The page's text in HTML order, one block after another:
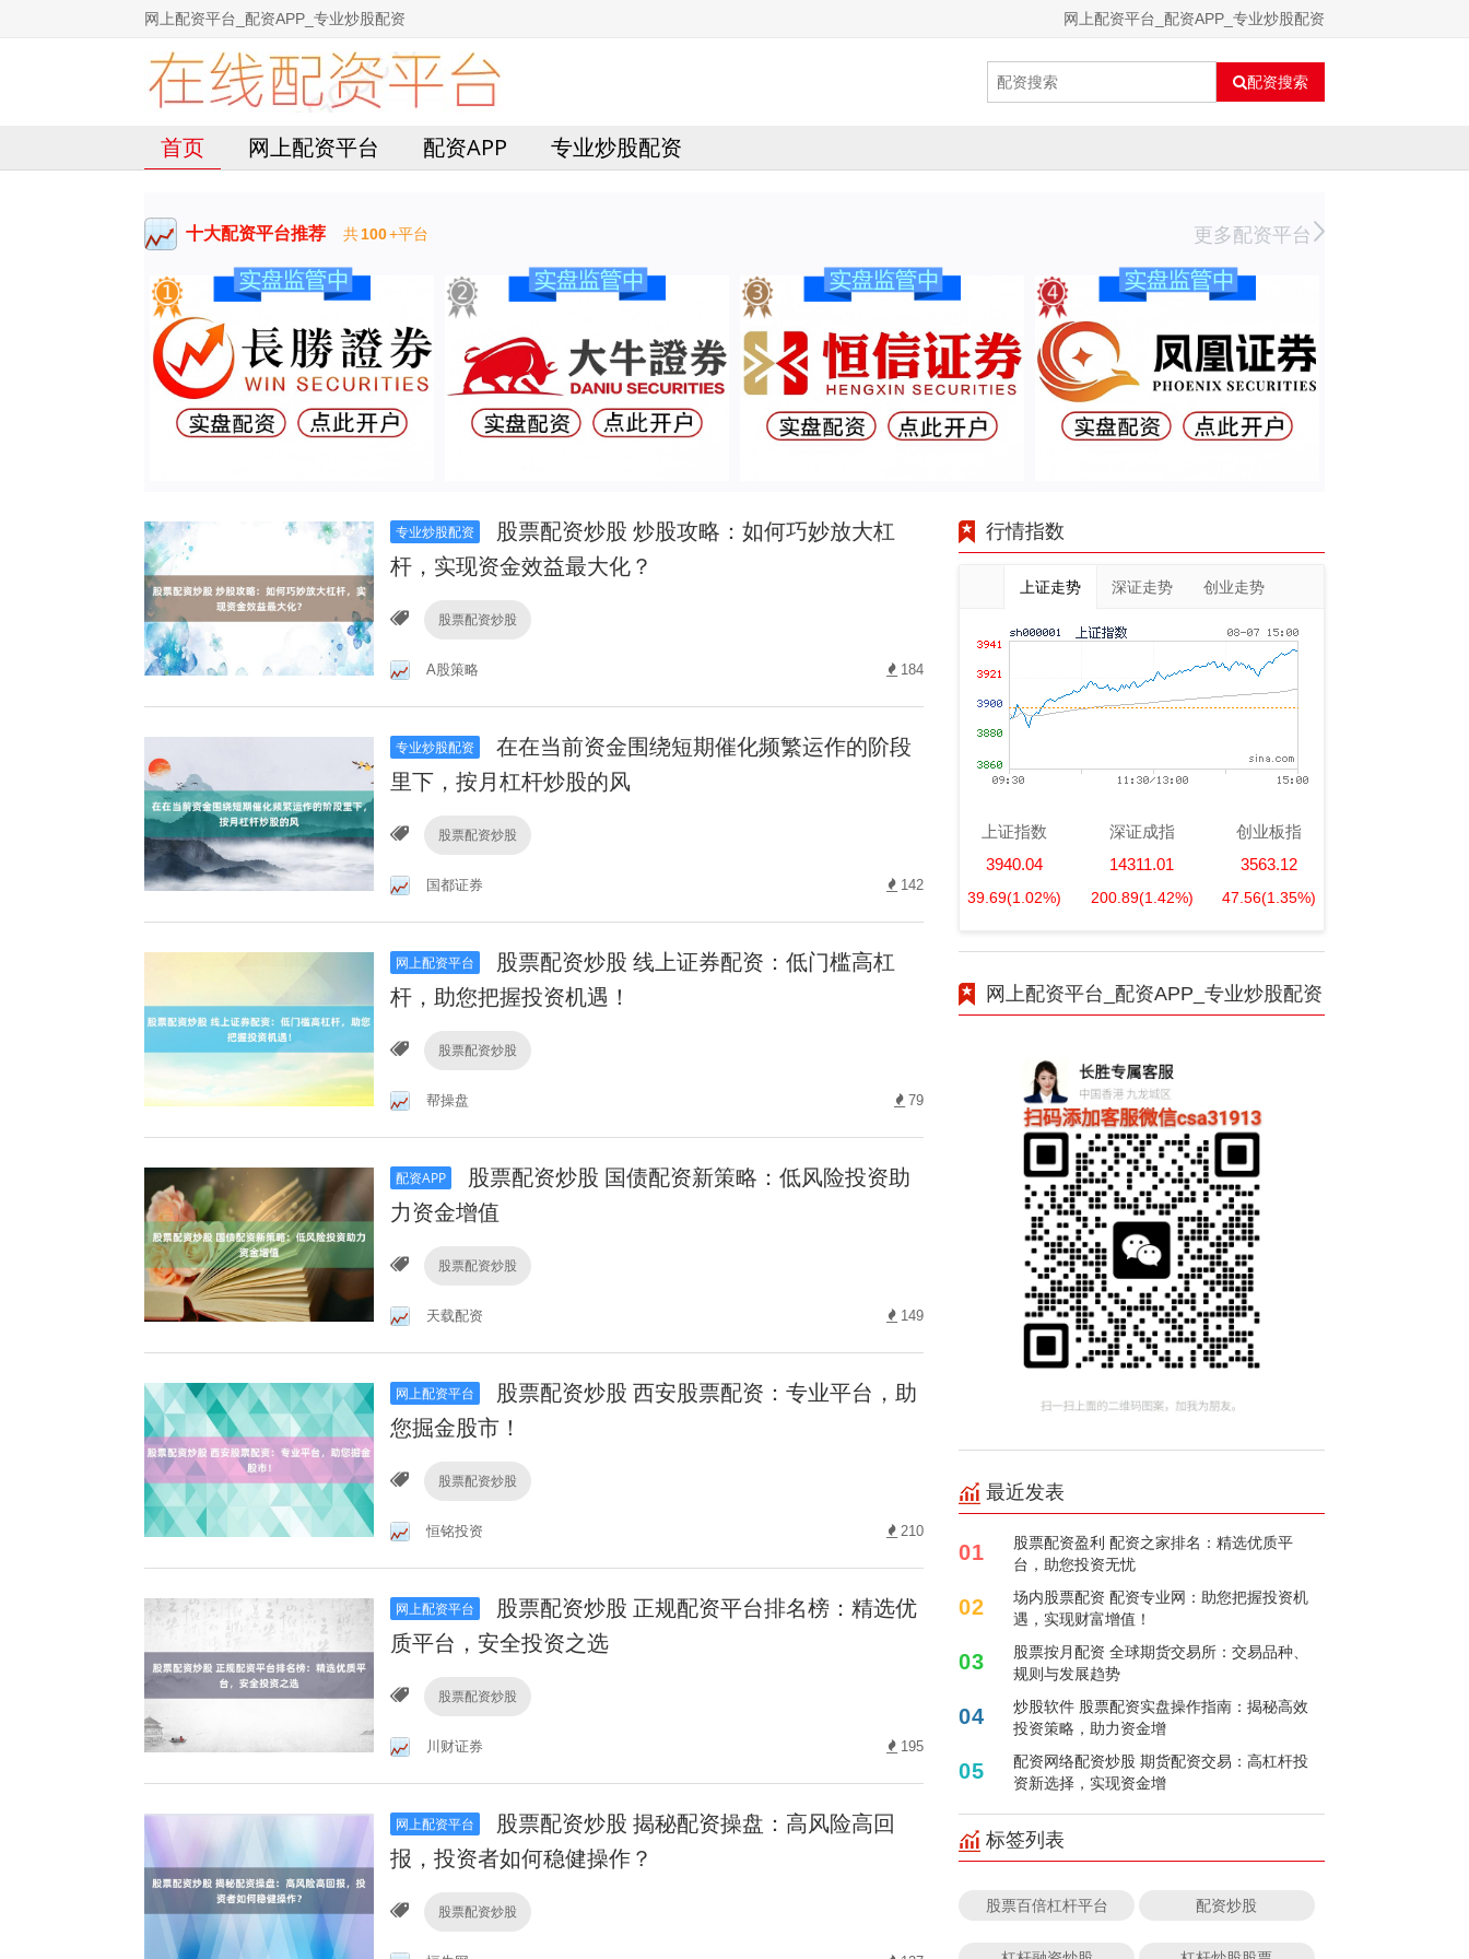
网上配资平台_配资APP_专业炒股配资 网上配资平台_配资APP_专业炒股配资
配资搜索
首页 网上配资平台 配资APP 专业炒股配资
十大配资平台推荐 共100+平台 更多配资平台
专业炒股配资
股票配资炒股 炒股攻略：如何巧妙放大杠
杆，实现资金效益最大化？
股票配资炒股
A股策略 184
专业炒股配资
在在当前资金围绕短期催化频繁运作的阶段
里下，按月杠杆炒股的风
股票配资炒股
国都证券 142
网上配资平台
股票配资炒股 线上证券配资：低门槛高杠
杆，助您把握投资机遇！
股票配资炒股
帮操盘 79
配资APP
股票配资炒股 国债配资新策略：低风险投资助
力资金增值
股票配资炒股
天载配资 149
网上配资平台
股票配资炒股 西安股票配资：专业平台，助
您掘金股市！
股票配资炒股
恒铭投资 210
网上配资平台
股票配资炒股 正规配资平台排名榜：精选优
质平台，安全投资之选
股票配资炒股
川财证券 195
网上配资平台
股票配资炒股 揭秘配资操盘：高风险高回
报，投资者如何稳健操作？
股票配资炒股
行情指数
上证走势 深证走势 创业走势
上证指数
3940.04
39.69(1.02%)
深证成指
14311.01
200.89(1.42%)
创业板指
3563.12
47.56(1.35%)
网上配资平台_配资APP_专业炒股配资
最近发表
01
股票配资盈利 配资之家排名：精选优质平
台，助您投资无忧
02
场内股票配资 配资专业网：助您把握投资机
遇，实现财富增值！
03
股票按月配资 全球期货交易所：交易品种、
规则与发展趋势
04
炒股软件 股票配资实盘操作指南：揭秘高效
投资策略，助力资金增
05
配资网络配资炒股 期货配资交易：高杠杆投
资新选择，实现资金增
标签列表
股票百倍杠杆平台 配资炒股